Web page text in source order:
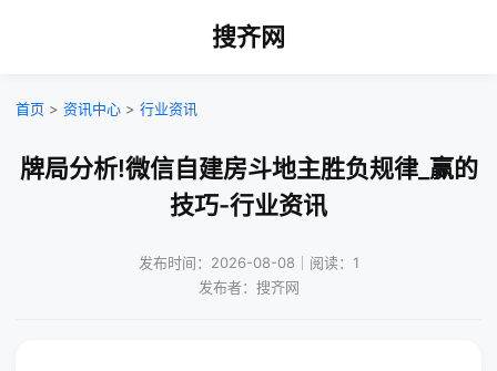
搜齐网
首页 > 资讯中心 > 行业资讯
牌局分析!微信自建房斗地主胜负规律_赢的
技巧-行业资讯
发布时间：2026-08-08｜阅读：1
发布者：搜齐网